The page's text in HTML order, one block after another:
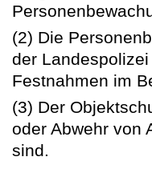
(2) Die
der
Festnahmen im
(3) Der
oder Abwehr von
sind.